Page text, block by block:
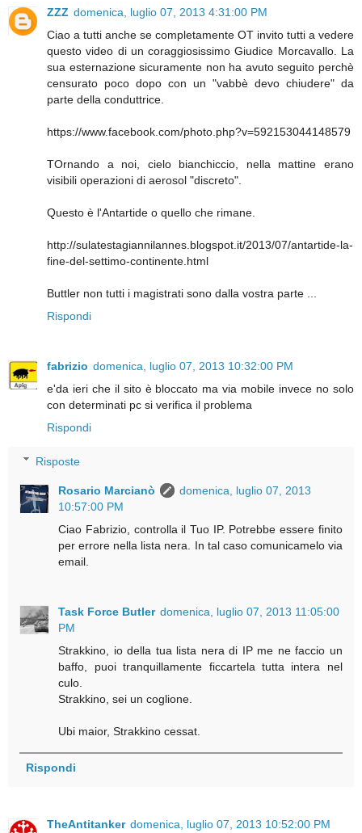
ZZZ domenica, luglio 07, 2013 4:31:00 PM
Ciao a tutti anche se completamente OT invito tutti a vedere
questo video di un coraggiosissimo Giudice Morcavallo. La
sua esternazione sicuramente non ha avuto seguito perchè
censurato poco dopo con un "vabbè devo chiudere" da
parte della conduttrice.
https://www.facebook.com/photo.php?v=592153044148579
TOrnando a noi, cielo bianchiccio, nella mattine erano
visibili operazioni di aerosol "discreto".
Questo è l'Antartide o quello che rimane.
http://sulatestagiannilannes.blogspot.it/2013/07/antartide-la-
fine-del-settimo-continente.html
Buttler non tutti i magistrati sono dalla vostra parte ...
Rispondi
fabrizio domenica, luglio 07, 2013 10:32:00 PM
e'da ieri che il sito è bloccato ma via mobile invece no solo
con determinati pc si verifica il problema
Rispondi
Risposte
Rosario Marcianò
domenica, luglio 07, 2013
10:57:00 PM
Ciao Fabrizio, controlla il Tuo IP. Potrebbe essere finito
per errore nella lista nera. In tal caso comunicamelo via
email.
Task Force Butler domenica, luglio 07, 2013 11:05:00
PM
Strakkino, io della tua lista nera di IP me ne faccio un
baffo, puoi tranquillamente ficcartela tutta intera nel
culo.
Strakkino, sei un coglione.
Ubi maior, Strakkino cessat.
Rispondi
TheAntitanker domenica, luglio 07, 2013 10:52:00 PM